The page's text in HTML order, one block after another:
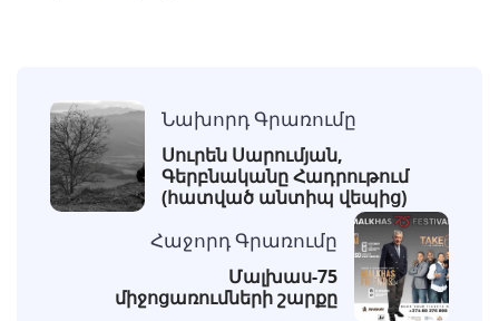
Նախորդ Գրառումը
Սուրեն Սարումյան,
Գերբնականը Հադրութում
(հատված անտիպ վեպից)
Հաջորդ Գրառումը
Մալխաս-75
միջոցառումների շարքը